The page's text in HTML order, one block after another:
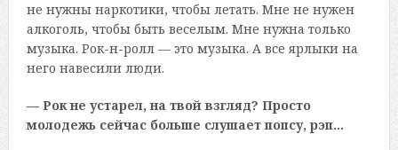
не нужны наркотики, чтобы летать. Мне не нужен
алкоголь, чтобы быть веселым. Мне нужна только
музыка. Рок-н-ролл — это музыка. А все ярлыки на
него навесили люди.
— Рок не устарел, на твой взгляд? Просто
молодежь сейчас больше слушает попсу, рэп…